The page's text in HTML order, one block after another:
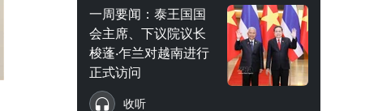
一周要闻：泰王国国
会主席、下议院议长
梭蓬·乍兰对越南进行
正式访问
收听